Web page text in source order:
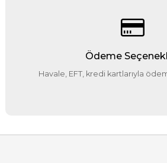
Ödeme
Havale, EFT, kredi kartlarıyla